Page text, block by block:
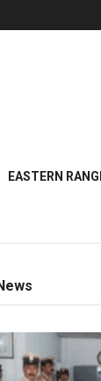
EASTERN